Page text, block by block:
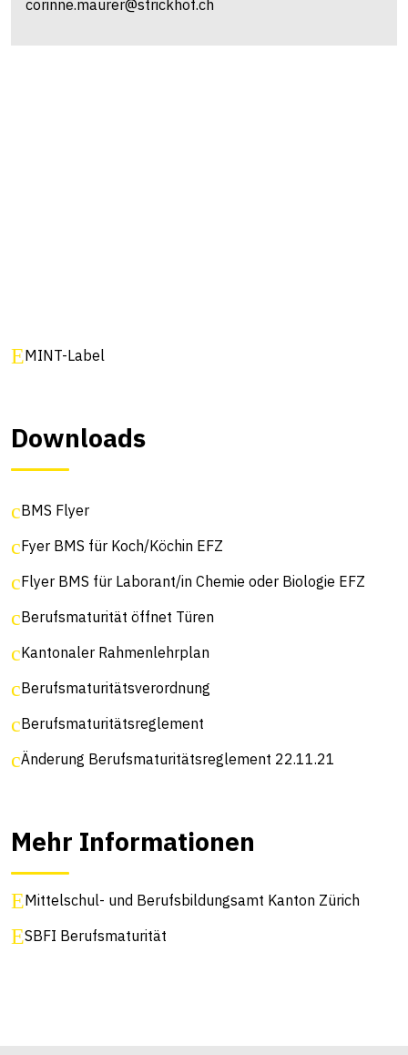
corinne.maurer@strickhof.ch
MINT-Label
Downloads
BMS Flyer
Fyer BMS für Koch/Köchin EFZ
Flyer BMS für Laborant/in Chemie oder Biologie EFZ
Berufsmaturität öffnet Türen
Kantonaler Rahmenlehrplan
Berufsmaturitätsverordnung
Berufsmaturitätsreglement
Änderung Berufsmaturitätsreglement 22.11.21
Mehr Informationen
Mittelschul- und Berufsbildungsamt Kanton Zürich
SBFI Berufsmaturität